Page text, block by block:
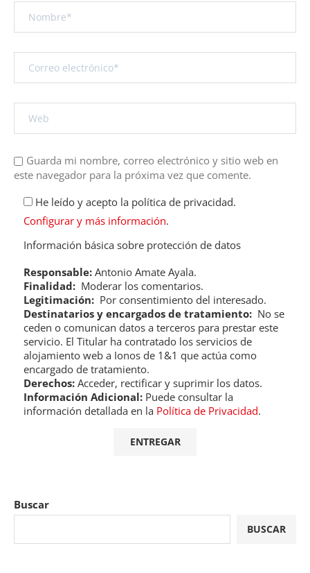
Guarda mi nombre, correo electrónico y sitio web en
este navegador para la próxima vez que comente.
He leído y acepto la política de privacidad.
Configurar y más información.
Información básica sobre protección de datos
Responsable: Antonio Amate Ayala.
Finalidad: Moderar los comentarios.
Legitimación: Por consentimiento del interesado.
Destinatarios y encargados de tratamiento: No se
ceden o comunican datos a terceros para prestar este
servicio. El Titular ha contratado los servicios de
alojamiento web a Ionos de 1&1 que actúa como
encargado de tratamiento.
Derechos: Acceder, rectificar y suprimir los datos.
Información Adicional: Puede consultar la
información detallada en la Política de Privacidad.
Buscar
BUSCAR